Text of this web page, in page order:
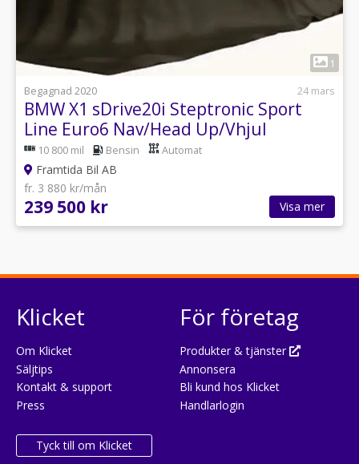
1
Begagnad 2020
24 mars
BMW X1 sDrive20i Steptronic Sport
Line Euro6 Nav/Head Up/Vhjul
10 800 mil Bensin Automat
Framtida Bil AB
fr. 3 880 kr/mån
239 500 kr Visa mer
Klicket
Om Klicket
Säljtips
Kontakt & support
Press
Tyck till om Klicket
För företag
Produkter & tjänster
Annonsera
Bli kund hos Klicket
Handlarlogin